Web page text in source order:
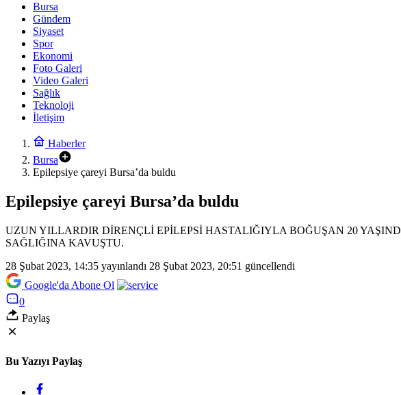
Bursa
Gündem
Siyaset
Spor
Ekonomi
Foto Galeri
Video Galeri
Sağlık
Teknoloji
İletişim
Haberler
Bursa
Epilepsiye çareyi Bursa’da buldu
Epilepsiye çareyi Bursa’da buldu
UZUN YILLARDIR DİRENÇLİ EPİLEPSİ HASTALIĞIYLA BOĞUŞAN 20
SAĞLIĞINA KAVUŞTU.
28 Şubat 2023, 14:35 yayınlandı 28 Şubat 2023, 20:51 güncellendi
Google'da Abone Ol
0
Paylaş
Bu Yazıyı Paylaş